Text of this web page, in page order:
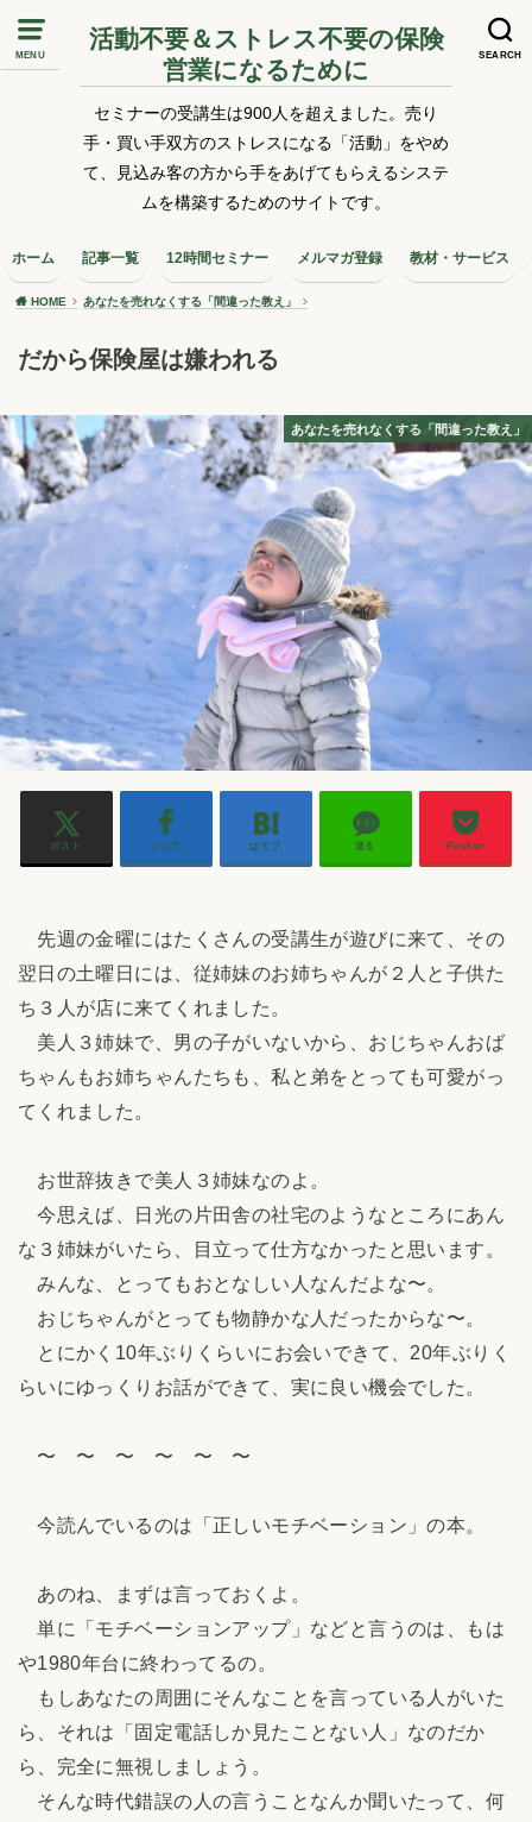
MENU SEARCH
活動不要＆ストレス不要の保険
営業になるために
セミナーの受講生は900人を超えました。売り
手・買い手双方のストレスになる「活動」をやめ
て、見込み客の方から手をあげてもらえるシステ
ムを構築するためのサイトです。
ホーム 記事一覧 12時間セミナー メルマガ登録 教材・サービス
HOME あなたを売れなくする「間違った教え」
だから保険屋は嫌われる
あなたを売れなくする「間違った教え」
ポスト シェア はてブ 送る Pocket
先週の金曜にはたくさんの受講生が遊びに来て、その
翌日の土曜日には、従姉妹のお姉ちゃんが２人と子供た
ち３人が店に来てくれました。
美人３姉妹で、男の子がいないから、おじちゃんおば
ちゃんもお姉ちゃんたちも、私と弟をとっても可愛がっ
てくれました。
お世辞抜きで美人３姉妹なのよ。
今思えば、日光の片田舎の社宅のようなところにあん
な３姉妹がいたら、目立って仕方なかったと思います。
みんな、とってもおとなしい人なんだよな〜。
おじちゃんがとっても物静かな人だったからな〜。
とにかく10年ぶりくらいにお会いできて、20年ぶりく
らいにゆっくりお話ができて、実に良い機会でした。
〜 〜 〜 〜 〜 〜
今読んでいるのは「正しいモチベーション」の本。
あのね、まずは言っておくよ。
単に「モチベーションアップ」などと言うのは、もは
や1980年台に終わってるの。
もしあなたの周囲にそんなことを言っている人がいた
ら、それは「固定電話しか見たことない人」なのだか
ら、完全に無視しましょう。
そんな時代錯誤の人の言うことなんか聞いたって、何